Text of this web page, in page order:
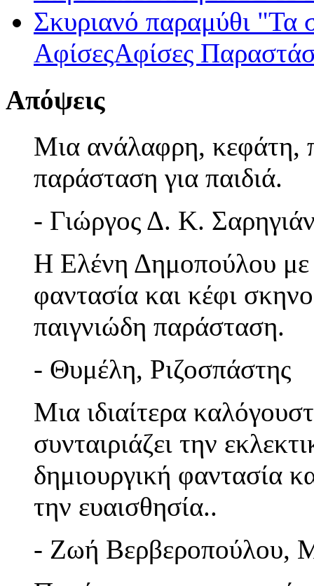
Σκυριανό παραμύθι "Τα
ΑφίσεςΑφίσες
Απόψεις
Μια ανάλαφρη, κεφάτη,
παράσταση για παιδιά.
- Γιώργος Δ. Κ.
Η Ελένη Δημοπούλου με
φαντασία και κέφι
παιγνιώδη παράσταση.
- Θυμέλη, Ριζοσπάστης
Μια ιδιαίτερα
συνταιριάζει την
δημιουργική φαντασία
την ευαισθησία..
- Ζωή Βερβεροπούλου,